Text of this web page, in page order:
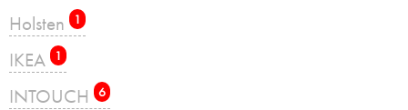
Holsten 1
IKEA 1
INTOUCH 6